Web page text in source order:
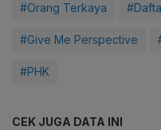
#Orang Terkaya
#Give Me Perspective
#PHK
CEK JUGA DATA INI